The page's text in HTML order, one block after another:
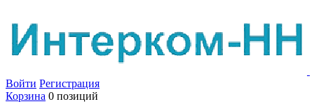
Войти Регистрация
Корзина 0 позиций